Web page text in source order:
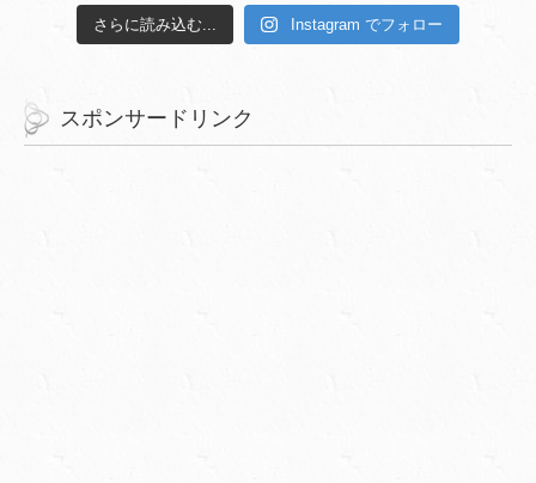
さらに読み込む... Instagram でフォロー
スポンサードリンク